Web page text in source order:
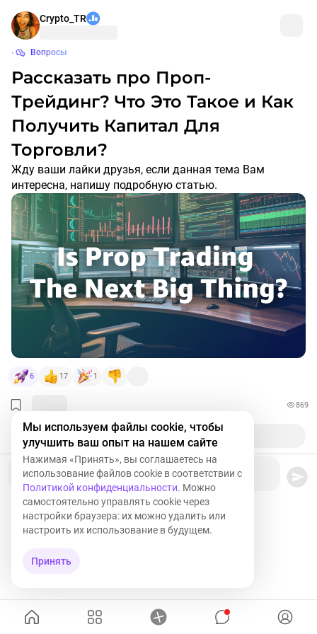
Crypto_TR
Вопросы
Рассказать про Проп-
Трейдинг? Что Это Такое и Как
Получить Капитал Для
Торговли?
Жду ваши лайки друзья, если данная тема Вам
интересна, напишу подробную статью.
6 17 1
869
Ваш комментарий
Мы используем файлы cookie, чтобы
улучшить ваш опыт на нашем сайте
Нажимая «Принять», вы соглашаетесь на
использование файлов cookie в соответствии с
Политикой конфиденциальности. Можно
самостоятельно управлять cookie через
настройки браузера: их можно удалить или
настроить их использование в будущем.
Принять